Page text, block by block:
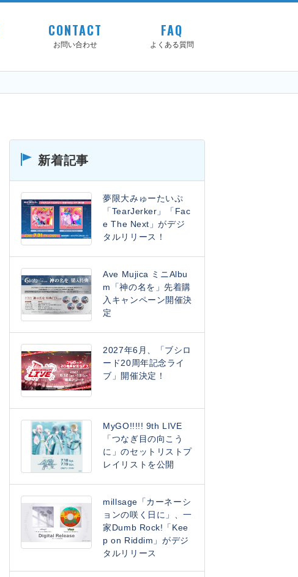
CONTACT
お問い合わせ
FAQ
よくある質問
新着記事
夢限大みゅーたいぷ
「TearJerker」「Fac
e The Next」がデジ
タルリリース！
Ave Mujica ミニAlbu
m「神の名を」先着購
入キャンペーン開催決
定
2027年6月、「ブシロ
ード20周年記念ライ
ブ」開催決定！
MyGO!!!!! 9th LIVE
「つなぎ目の向こう
に」のセットリストプ
レイリストを公開
millsage「カーネーシ
ョンの咲く日に」、一
家Dumb Rock!「Kee
p on Riddim」がデジ
タルリリース